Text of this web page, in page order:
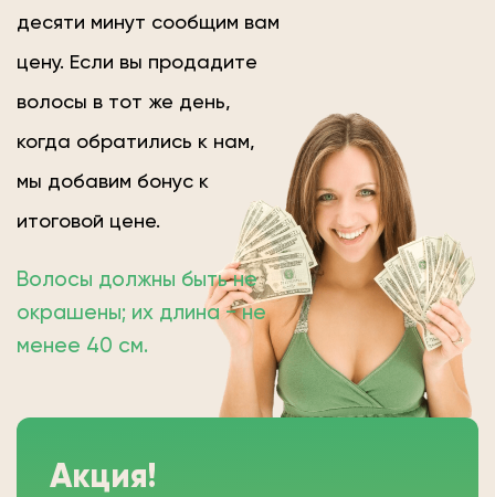
десяти минут сообщим вам
цену. Если вы продадите
волосы в тот же день,
когда обратились к нам,
мы добавим бонус к
итоговой цене.
Волосы должны быть не
окрашены; их длина − не
менее 40 см.
Акция!